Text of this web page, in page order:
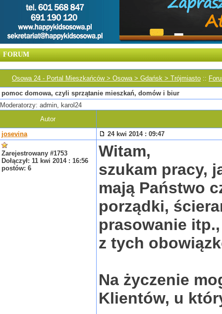
FORUM
Osowa 24 - Portal Mieszkańców > Osowa > Gdańsk > Trójmiasto ::
pomoc domowa, czyli sprzątanie mieszkań, domów i biur
Moderatorzy: admin, karol24
Autor
josevina
24 kwi 2014 : 09:47
Zarejestrowany #1753
Dołączył: 11 kwi 2014 : 16:56
postów: 6
Witam,
szukam pracy,
mają Państwo
porządki,
prasowanie
z tych
Na życzenie
Klientów, u